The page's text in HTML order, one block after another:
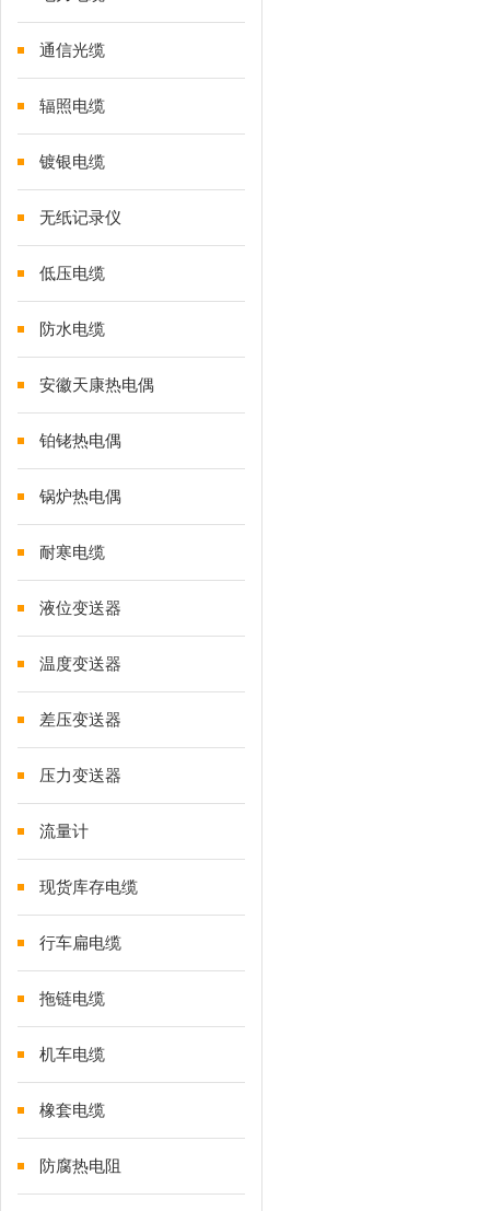
通信光缆
辐照电缆
镀银电缆
无纸记录仪
低压电缆
防水电缆
安徽天康热电偶
铂铑热电偶
锅炉热电偶
耐寒电缆
液位变送器
温度变送器
差压变送器
压力变送器
流量计
现货库存电缆
行车扁电缆
拖链电缆
机车电缆
橡套电缆
防腐热电阻